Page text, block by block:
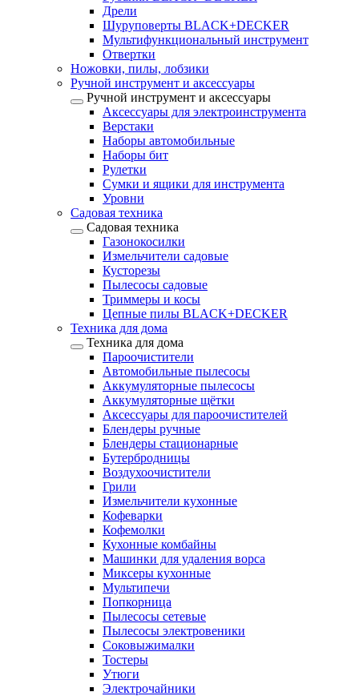
Дрели
Шуруповерты BLACK+DECKER
Мультифункциональный инструмент
Отвертки
Ножовки, пилы, лобзики
Ручной инструмент и аксессуары
Ручной инструмент и аксессуары
Аксессуары для электроинструмента
Верстаки
Наборы автомобильные
Наборы бит
Рулетки
Сумки и ящики для инструмента
Уровни
Садовая техника
Садовая техника
Газонокосилки
Измельчители садовые
Кусторезы
Пылесосы садовые
Триммеры и косы
Цепные пилы BLACK+DECKER
Техника для дома
Техника для дома
Пароочистители
Автомобильные пылесосы
Аккумуляторные пылесосы
Аккумуляторные щётки
Аксессуары для пароочистителей
Блендеры ручные
Блендеры стационарные
Бутербродницы
Воздухоочистители
Грили
Измельчители кухонные
Кофеварки
Кофемолки
Кухонные комбайны
Машинки для удаления ворса
Миксеры кухонные
Мультипечи
Попкорница
Пылесосы сетевые
Пылесосы электровеники
Соковыжималки
Тостеры
Утюги
Электрочайники